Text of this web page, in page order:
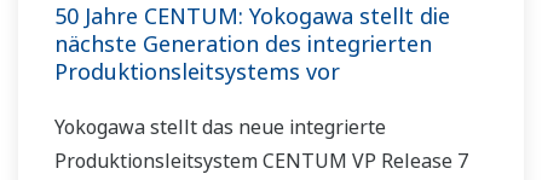
50 Jahre CENTUM: Yokogawa stellt die
nächste Generation des integrierten
Produktionsleitsystems vor
Yokogawa stellt das neue integrierte
Produktionsleitsystem CENTUM VP Release 7